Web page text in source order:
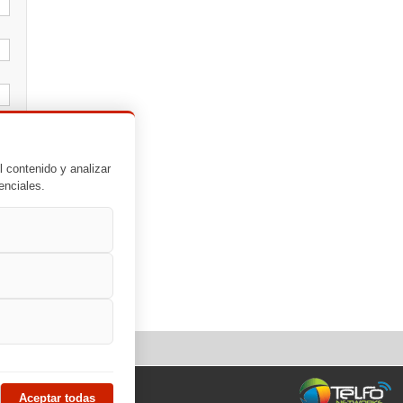
contenido y analizar
Aceptar todas